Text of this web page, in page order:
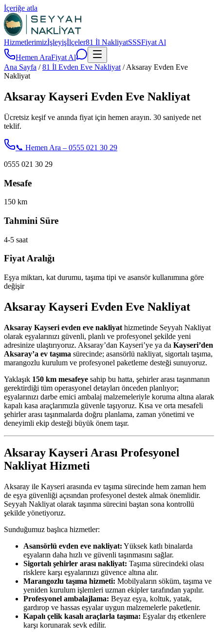
İçeriğe atla
Hizmetlerimizİşleyişİlçeler81 İl NakliyatSSSFiyat Al
Hemen AraFiyat Al
Ana Sayfa /81 İl Evden Eve Nakliyat /Aksaray Evden Eve
Nakliyat
Aksaray Kayseri Evden Eve Nakliyat
Ücretsiz keşif ve anında fiyat için hemen arayın. 30 saniyede net
teklif.
📞 Hemen Ara – 0555 021 30 29
0555 021 30 29
Mesafe
150 km
Tahmini Süre
4-5 saat
Fiyat Aralığı
Eşya miktarı, kat durumu, taşıma tipi ve asansör kullanımına göre
değişir
Aksaray Kayseri Evden Eve Nakliyat
Aksaray Kayseri evden eve nakliyat hizmetinde Seyyah Nakliyat
olarak eşyalarınızı güvenli, planlı ve profesyonel şekilde yeni
adresinize ulaştırıyoruz. Aksaray’dan Kayseri’ye ya da Kayseri’den
Aksaray’a ev taşıma sürecinde; asansörlü nakliyat, sigortalı taşıma,
marangozlu kurulum ve profesyonel paketleme desteği sunuyoruz.
Yaklaşık 150 km mesafeye sahip bu hatta, şehirler arası taşınmanın
gerektirdiği tüm operasyonel detayları önceden planlıyor;
eşyalarınızı darbe emici ambalaj malzemeleriyle koruma altına alarak
kapalı kasa araçlarımızla güvenle taşıyoruz. Kısa ve orta mesafeli
şehirler arası taşınmalarda doğru planlama, zaman yönetimi ve
deneyimli ekip desteği büyük önem taşır.
Aksaray Kayseri Arası Profesyonel
Nakliyat Hizmeti
Aksaray ile Kayseri arasında ev taşıma sürecinde hem zaman hem
de eşya güvenliği açısından profesyonel destek almak önemlidir.
Seyyah Nakliyat olarak taşınma sürecini baştan sona kontrollü
şekilde yönetiyoruz.
Sunduğumuz başlıca hizmetler:
Asansörlü evden eve nakliyat: Yüksek katlı binalarda
eşyaların daha hızlı ve güvenli taşınmasını sağlar.
Sigortalı şehirler arası nakliyat: Taşıma sürecindeki olası
risklere karşı eşyalarınızı güvence altına alır.
Marangozlu taşıma hizmeti: Mobilyaların söküm, taşıma ve
yeniden kurulum işlemleri uzman ekipler tarafından yapılır.
Profesyonel ambalajlama: Beyaz eşya, koltuk, yatak,
gardırop ve hassas eşyalar uygun malzemelerle paketlenir.
Kapalı çelik kasalı araçlarla taşıma: Eşyalar dış etkenlere
karşı korunarak sevk edilir.